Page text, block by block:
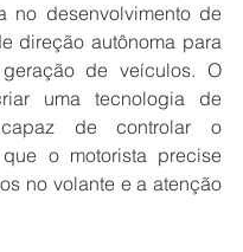
no desenvolvimento de
direção autônoma para
de veículos. O
uma tecnologia de
capaz de controlar o
o motorista precise
no volante e a atenção